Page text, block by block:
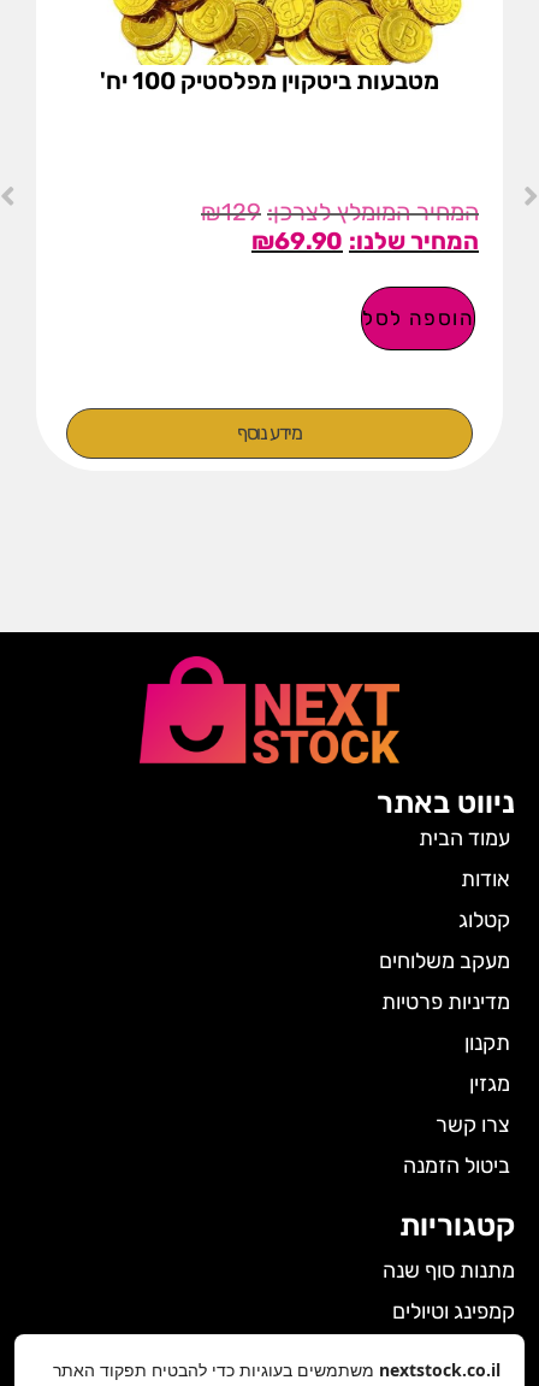
מטבעות ביטקוין מפלסטיק 100 יח'
₪129
₪69.90
הוספה לסל
מידע נוסף
ניווט באתר
עמוד הבית
אודות
קטלוג
מעקב משלוחים
מדיניות פרטיות
תקנון
מגזין
צרו קשר
ביטול הזמנה
קטגוריות
מתנות סוף שנה
קמפינג וטיולים
nextstock.co.il משתמשים בעוגיות כדי להבטיח תפקוד האתר